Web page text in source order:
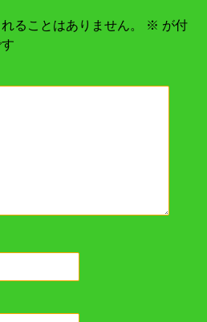
ることはありません。 ※ が付